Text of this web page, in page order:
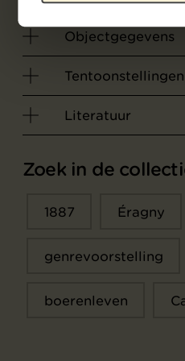
Objectgegevens
Tentoonstellingen
Literatuur
Zoek in de
1887 Éragny
genrevoorstelling
boerenleven